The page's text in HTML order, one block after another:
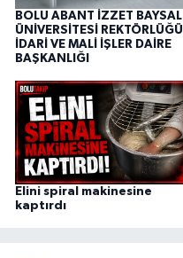
BOLU ABANT İZZET BAYSAL
ÜNİVERSİTESİ REKTÖRLÜĞÜ
İDARİ VE MALİ İŞLER DAİRE
BAŞKANLIĞI
Elini spiral makinesine
kaptırdı